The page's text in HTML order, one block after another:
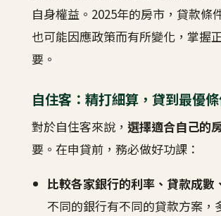
自身權益。2025年的房市，貸款條
也可能因應政策而有所變化，掌握
要。
自住客：精打細算，貸到最優
對於自住客來說， 選擇適合自己的
要。在申貸前，務必做好功課：
比較各家銀行的利率、貸款成數
不同的銀行有不同的貸款方案，